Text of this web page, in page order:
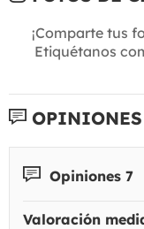
¡Comparte tus
Etiquétanos
Opiniones 7
Valoración